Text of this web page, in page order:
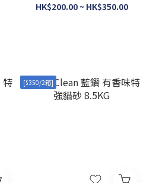
HK$200.00 ~ HK$350.00
[$350/2箱]